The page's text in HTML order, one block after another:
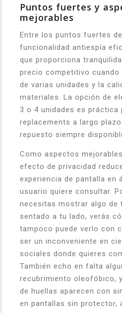
Puntos fuertes y
mejorables
Entre los puntos fuertes
funcionalidad antiespía
que proporciona
precio competitivo cuando
de varias unidades y la
materiales. La opción de
3 o 4 unidades es práctica
replacements a largo
repuesto siempre
Como aspectos
efecto de privacidad
experiencia de pantalla en
usuario quiere consultar.
necesitas mostrar algo de
sentado a tu lado, verás
tampoco puede verlo con
ser un inconveniente en
sociales donde quieres
También echo en falta
recubrimiento oleofóbico,
de huellas aparecen con
en pantallas sin protector,